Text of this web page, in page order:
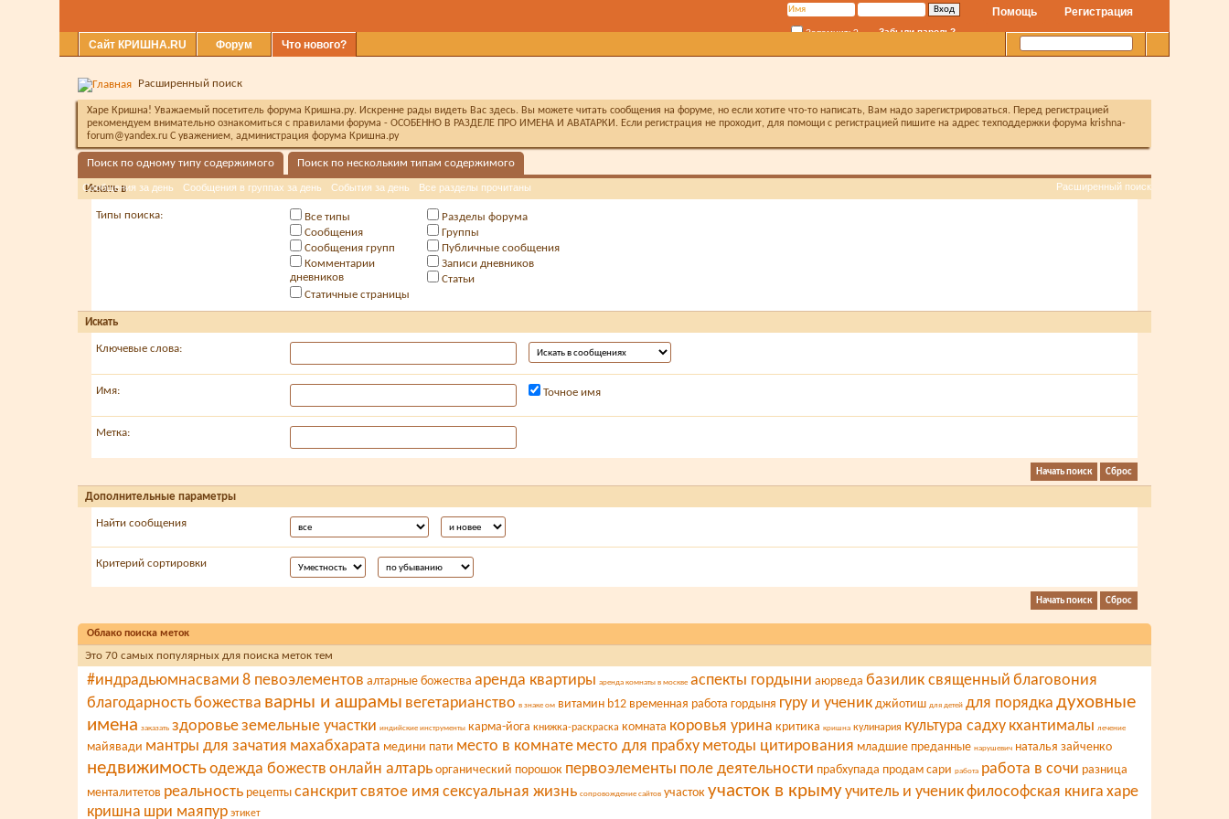
Регистрация
Помощь
Запомнить? Забыли пароль?
Сайт КРИШНА.RU Форум Что нового?
Сообщения за день Сообщения в группах за день События за день Все разделы прочитаны Расширенный поиск
Расширенный поиск
Харе Кришна! Уважаемый посетитель форума Кришна.ру. Искренне рады видеть Вас здесь. Вы можете читать сообщения на форуме, но если хотите что-то написать, Вам надо зарегистрироваться. Перед регистрацией
рекомендуем внимательно ознакомиться с правилами форума - ОСОБЕННО В РАЗДЕЛЕ ПРО ИМЕНА И АВАТАРКИ. Если регистрация не проходит, для помощи с регистрацией пишите на адрес техподдержки форума krishna-
forum@yandex.ru С уважением, администрация форума Кришна.ру
Поиск по одному типу содержимого Поиск по нескольким типам содержимого
Искать в
Типы поиска: Все типы
Разделы форума
Сообщения
Группы
Сообщения групп
Публичные сообщения
Комментарии
дневников
Записи дневников
Статьи
Статичные страницы
Искать
Ключевые слова:
Имя: Точное имя
Метка:
Дополнительные параметры
Найти сообщения
Критерий сортировки
Облако поиска меток
Это 70 самых популярных для поиска меток тем
#индрадьюмнасвами 8 певоэлементов алтарные божества аренда квартиры аренда комнаты в москве аспекты гордыни аюрведа базилик священный благовония
благодарностьбожества варны и ашрамы вегетарианство в знаке ом витамин b12 временная работа гордыня гуру и ученик джйотиш для детей для порядка духовные
имена заказать здоровьеземельные участки индийские инструменты карма-йога книжка-раскраска комната коровья урина критика кришна кулинария культура садху кхантималы лечение
майявади мантры для зачатия махабхарата медини пати место в комнате место для прабху методы цитирования младшие преданные нарушевич наталья зайченко
недвижимостьодежда божеств онлайн алтарь органический порошок первоэлементы поле деятельности прабхупада продам сари работа работа в сочи разница
менталитетов реальность рецепты санскритсвятое имя сексуальная жизнь сопровождение сайтов участок участок в крымуучитель и ученикфилософская книга харе
кришна шри маяпур этикет